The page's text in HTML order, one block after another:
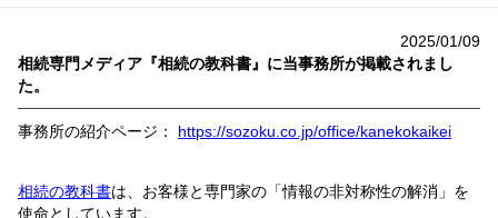
2025/01/09
相続専門メディア『相続の教科書』に当事務所が掲載されまし
た。‎
事務所の紹介ページ： https://sozoku.co.jp/office/kanekokaikei
相続の教科書は、お客様と専門家の「情報の非対称性の解消」を
使命としています。